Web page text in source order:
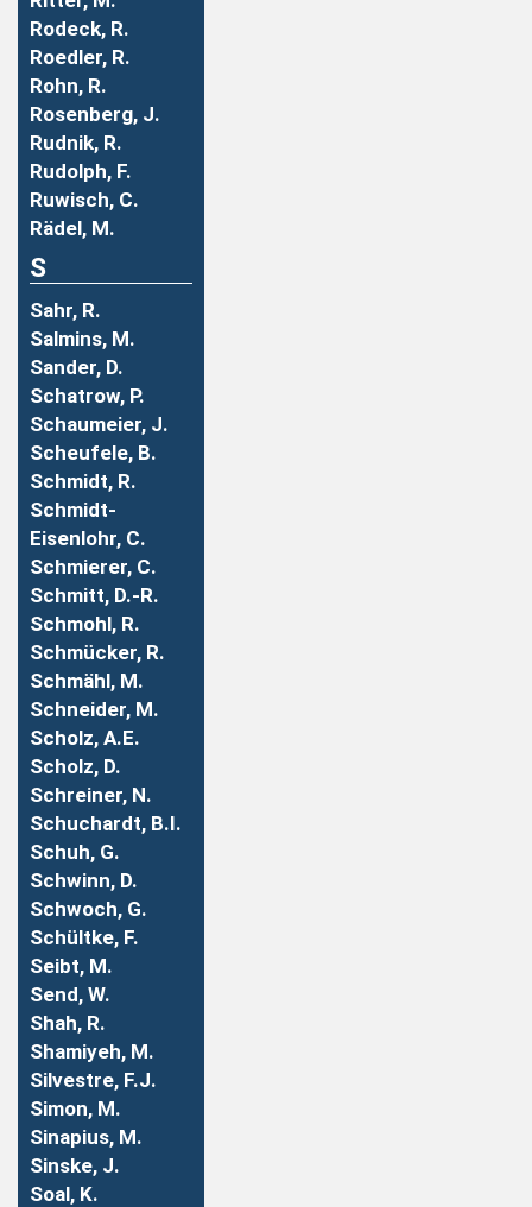
Rodeck, R.
Roedler, R.
Rohn, R.
Rosenberg, J.
Rudnik, R.
Rudolph, F.
Ruwisch, C.
Rädel, M.
S
Sahr, R.
Salmins, M.
Sander, D.
Schatrow, P.
Schaumeier, J.
Scheufele, B.
Schmidt, R.
Schmidt-
Eisenlohr, C.
Schmierer, C.
Schmitt, D.-R.
Schmohl, R.
Schmücker, R.
Schmähl, M.
Schneider, M.
Scholz, A.E.
Scholz, D.
Schreiner, N.
Schuchardt, B.I.
Schuh, G.
Schwinn, D.
Schwoch, G.
Schültke, F.
Seibt, M.
Send, W.
Shah, R.
Shamiyeh, M.
Silvestre, F.J.
Simon, M.
Sinapius, M.
Sinske, J.
Soal, K.